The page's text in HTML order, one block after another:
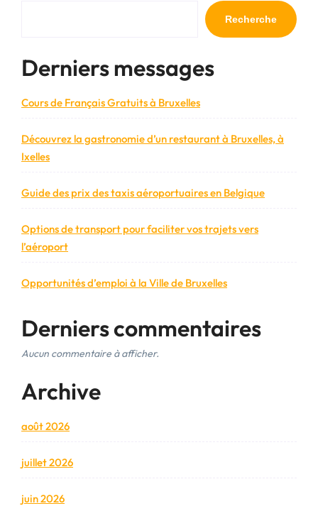
Recherche
Derniers messages
Cours de Français Gratuits à Bruxelles
Découvrez la gastronomie d’un restaurant à Bruxelles, à
Ixelles
Guide des prix des taxis aéroportuaires en Belgique
Options de transport pour faciliter vos trajets vers
l’aéroport
Opportunités d’emploi à la Ville de Bruxelles
Derniers commentaires
Aucun commentaire à afficher.
Archive
août 2026
juillet 2026
juin 2026